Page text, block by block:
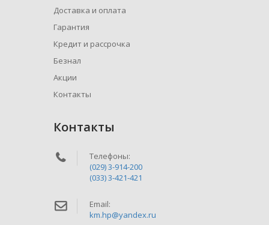
Доставка и оплата
Гарантия
Кредит и рассрочка
Безнал
Акции
Контакты
Контакты
Телефоны:
(029) 3-914-200
(033) 3-421-421
Email:
km.hp@yandex.ru